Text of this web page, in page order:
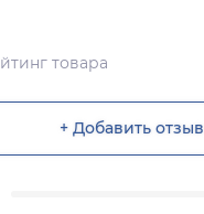
товара
+ Добавить отзыв